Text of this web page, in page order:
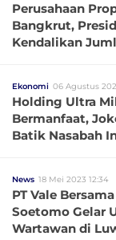
Perusahaan
Bangkrut,
Kendalikan
Ekonomi 06 Agustus
Holding Ultra
Bermanfaat,
Batik Nasabah
News 18 Mei 2023 12:34
PT Vale
Soetomo Gelar
Wartawan di